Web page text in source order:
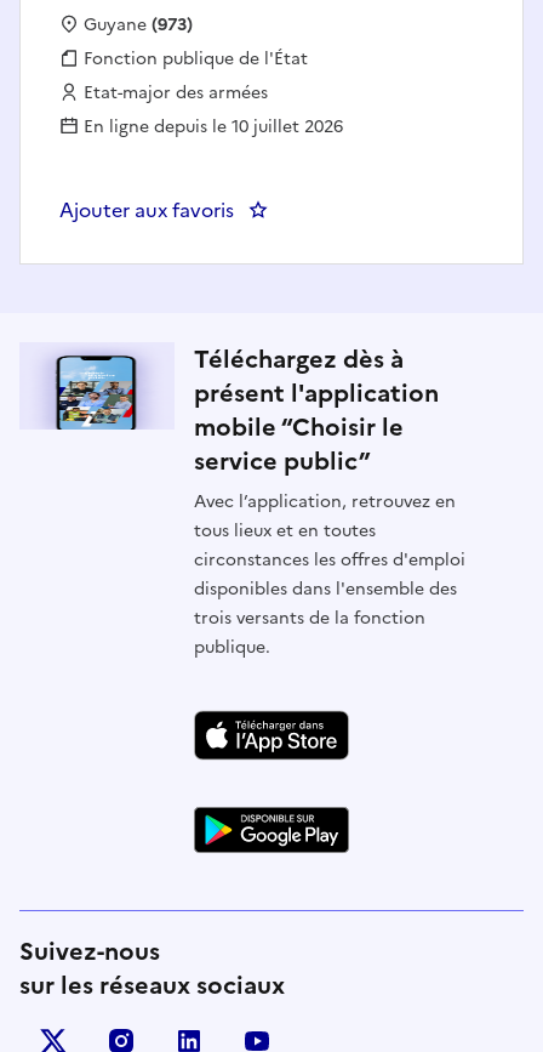
Localisation :
Guyane(973)
Fonction publique :
Fonction publique de l'État
Employeur :
Etat-major des armées
En ligne depuis le 10 juillet 2026
Ajouter aux favoris : AGENT GESTION
Téléchargez dès à
présent l'application
mobile “Choisir le
service public”
Avec l’application, retrouvez en
tous lieux et en toutes
circonstances les offres d'emploi
disponibles dans l'ensemble des
trois versants de la fonction
publique.
Suivez-nous
sur les réseaux sociaux
X (anciennement Twitter)
instagramlinkedin